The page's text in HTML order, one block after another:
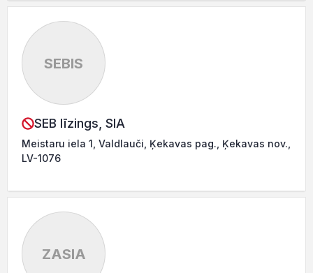
SEBlS
SEB līzings, SIA
Meistaru iela 1, Valdlauči, Ķekavas pag., Ķekavas nov.,
LV-1076
ZASIA